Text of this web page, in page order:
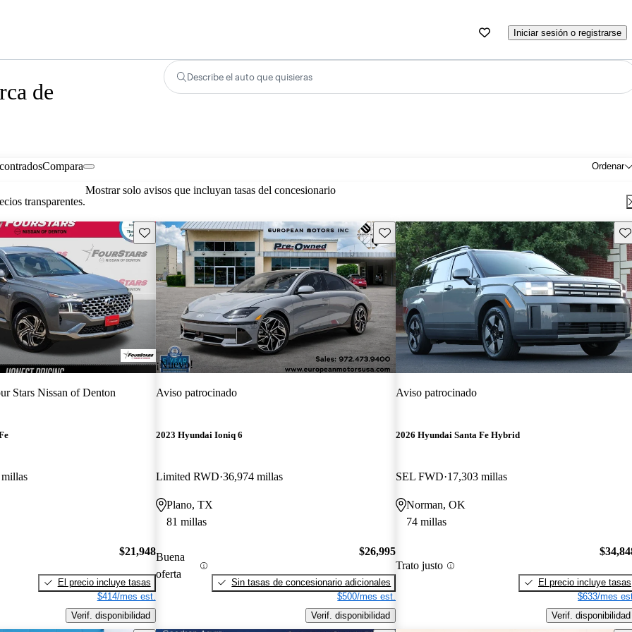
Iniciar sesión o registrarse
de
Describe el auto que quisieras
Ordenar
Compara
transparentes.
Mostrar solo avisos que incluyan tasas del concesionario
Guarda este Aviso
Stars Nissan of Denton
$21,948
El precio incluye tasas
$414/mes est.
Verif. disponibilidad
¡Nuevo!
Guarda este Aviso
Aviso patrocinado
2023 Hyundai Ioniq 6
Limited RWD 36,974 millas
Plano, TX
81 millas
Buena
oferta
$26,995
Sin tasas de concesionario adicionales
$500/mes est.
Verif. disponibilidad
Aviso patrocinado
2026 Hyundai Santa Fe Hybrid
SEL FWD 17,303 millas
Norman, OK
74 millas
Trato justo
El precio incluye tasas
$633/mes
Verif. disponibilidad